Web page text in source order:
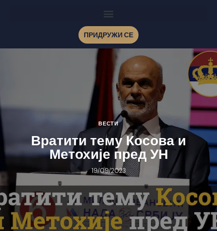
ПРИДРУЖИ СЕ
ВЕСТИ
Вратити тему Косова и
Метохије пред УН
19/09/2023